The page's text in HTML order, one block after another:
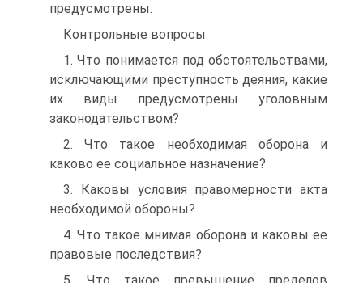
предусмотрены.
Контрольные вопросы
1. Что понимается под обстоятельствами,
исключающими преступность деяния, какие
их виды предусмотрены уголовным
законодательством?
2. Что такое необходимая оборона и
каково ее социальное назначение?
3. Каковы условия правомерности акта
необходимой обороны?
4. Что такое мнимая оборона и каковы ее
правовые последствия?